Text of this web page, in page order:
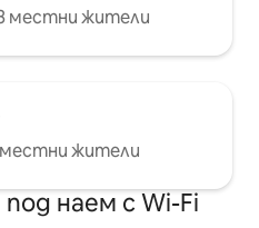
местни жители
жители
наем с Wi-Fi